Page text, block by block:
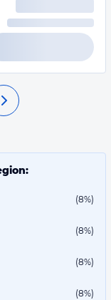
(8%)
(8%)
(8%)
(8%)